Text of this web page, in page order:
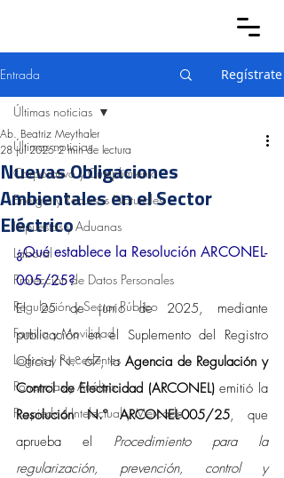
Entrada Regístrate
Últimas noticias
Corporativo y Cumplimiento
Energía y Recursos Naturales
Impuestos y Aduanas
Laboral
Protección de Datos Personales
Regulación y Sector Público
Familia y Movilidad
Logros y Precedentes
Ponencias y Análisis
Propiedad Intelectual y Mercado
Últimas noticias
Nuevas Obligaciones
Ambientales en el Sector
Eléctrico
Ab. Beatriz Meythaler
28 jul 2025 2 min de lectura
¿Qué establece la Resolución ARCONEL-
005/25?
El 25 de junio de 2025, mediante
publicación en el Suplemento del Registro
Oficial N.º 67, la Agencia de Regulación y
Control de Electricidad (ARCONEL)
Resolución N.º ARCONEL-005/25, que
aprueba el Procedimiento para la
regularización, prevención, control y